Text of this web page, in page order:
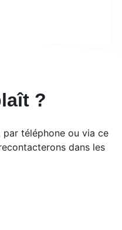
?
par téléphone ou via ce
dans les